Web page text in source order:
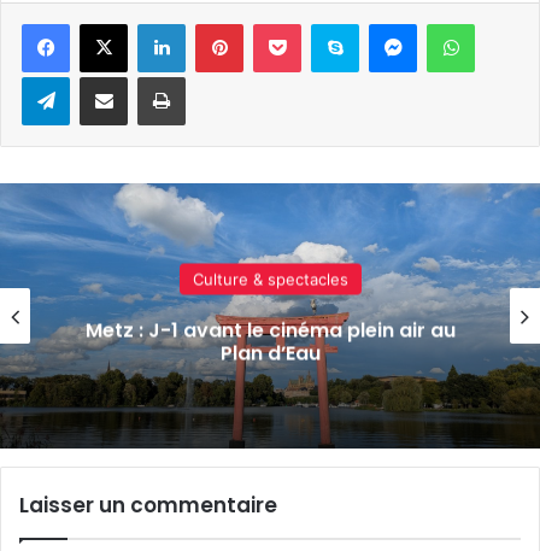
LinkedinPinterestPocket Skype Messenger
TelegramPartager par e-mail Imprimer
Culture & spectacles
Un festival de musique celte organisé au
parc archéologique de Bliesbruck les 7 et
8 août 2026
Laisser un commentaire